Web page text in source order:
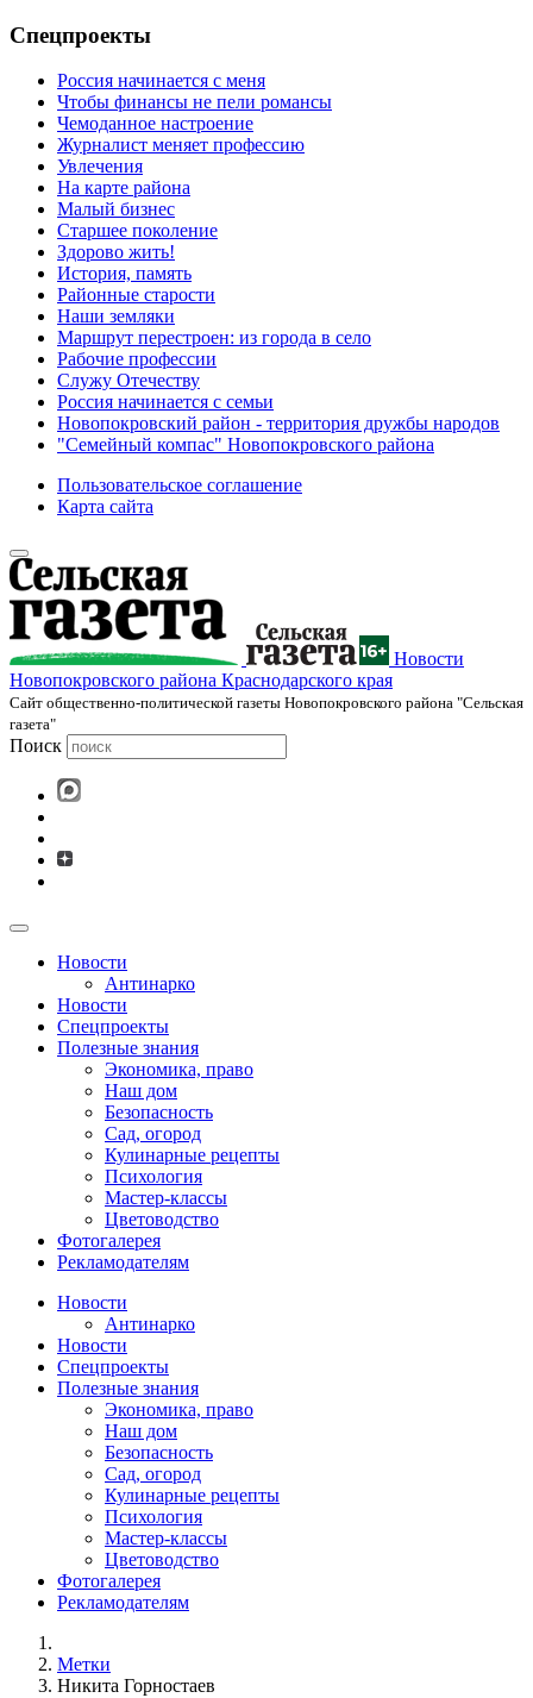
Спецпроекты
Россия начинается с меня
Чтобы финансы не пели романсы
Чемоданное настроение
Журналист меняет профессию
Увлечения
На карте района
Малый бизнес
Старшее поколение
Здорово жить!
История, память
Районные старости
Наши земляки
Маршрут перестроен: из города в село
Рабочие профессии
Служу Отечеству
Россия начинается с семьи
Новопокровский район - территория дружбы народов
"Семейный компас" Новопокровского района
Пользовательское соглашение
Карта сайта
Новости
Новопокровского района Краснодарского края
Cайт общественно-политической газеты Новопокровского района "Сельская
газета"
Поиск
Новости
Антинарко
Новости
Спецпроекты
Полезные знания
Экономика, право
Наш дом
Безопасность
Сад, огород
Кулинарные рецепты
Психология
Мастер-классы
Цветоводство
Фотогалерея
Рекламодателям
Новости
Антинарко
Новости
Спецпроекты
Полезные знания
Экономика, право
Наш дом
Безопасность
Сад, огород
Кулинарные рецепты
Психология
Мастер-классы
Цветоводство
Фотогалерея
Рекламодателям
Метки
Никита Горностаев